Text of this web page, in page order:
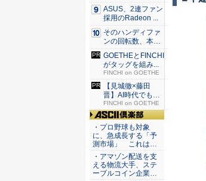
ASUS、2連ファン
採用のRadeon ...
そのハンディファ
ンの回転数、本
当？ 20...
GOETHEとFINCHI
がタッグを組み...
FINCHI on GOETHE
【見城徹×藤田
晋】AI時代でも変
わらない...
FINCHI on GOETHE
ASCII倶楽部
・プロ野球も対象
に、急成長する「予
測市場」 これは…
・アマゾン配送を支
える物流大手、ステ
ーブルコイン企業…